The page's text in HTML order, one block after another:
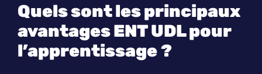
Quels sont les principaux
avantages ENT UDL pour
l’apprentissage ?